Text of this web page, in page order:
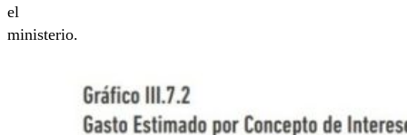
el
ministerio.